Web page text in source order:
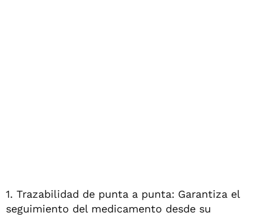
1. Trazabilidad de punta a punta: Garantiza el
seguimiento del medicamento desde su